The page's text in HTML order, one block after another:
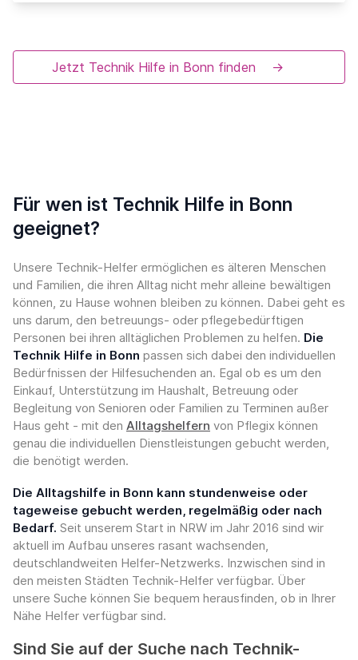
Jetzt Technik Hilfe in Bonn finden →
Für wen ist Technik Hilfe in Bonn
geeignet?
Unsere Technik-Helfer ermöglichen es älteren Menschen
und Familien, die ihren Alltag nicht mehr alleine bewältigen
können, zu Hause wohnen bleiben zu können. Dabei geht es
uns darum, den betreuungs- oder pflegebedürftigen
Personen bei ihren alltäglichen Problemen zu helfen. Die
Technik Hilfe in Bonn passen sich dabei den individuellen
Bedürfnissen der Hilfesuchenden an. Egal ob es um den
Einkauf, Unterstützung im Haushalt, Betreuung oder
Begleitung von Senioren oder Familien zu Terminen außer
Haus geht - mit den Alltagshelfern von Pflegix können
genau die individuellen Dienstleistungen gebucht werden,
die benötigt werden.
Die Alltagshilfe in Bonn kann stundenweise oder
tageweise gebucht werden, regelmäßig oder nach
Bedarf. Seit unserem Start in NRW im Jahr 2016 sind wir
aktuell im Aufbau unseres rasant wachsenden,
deutschlandweiten Helfer-Netzwerks. Inzwischen sind in
den meisten Städten Technik-Helfer verfügbar. Über
unsere Suche können Sie bequem herausfinden, ob in Ihrer
Nähe Helfer verfügbar sind.
Sind Sie auf der Suche nach Technik-